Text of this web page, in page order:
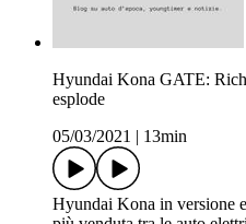
Hyundai Kona GATE:
esplode
05/03/2021
13min
Hyundai Kona in versione